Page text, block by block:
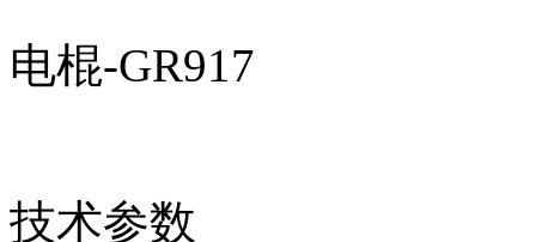
电棍-GR917
技术参数